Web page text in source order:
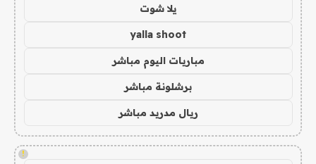
يلا شوت
yalla shoot
مباريات اليوم مباشر
برشلونة مباشر
ريال مدريد مباشر
!